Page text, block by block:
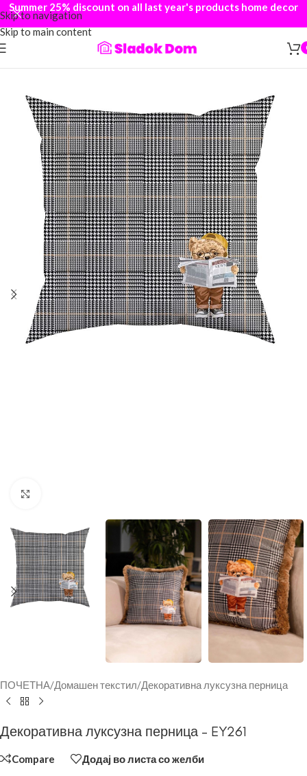
Skip to navigation
Skip to main content
Summer 25% discount on all last year's products home decor
ПОЧЕТНА/Домашен текстил/Декоративна луксузна перница
Декоративна луксузна перница – EY261
Compare Додај во листа со желби